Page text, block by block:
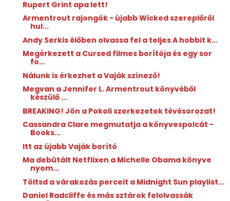
Rupert Grint apa lett!
Armentrout rajongók - újabb Wicked szereplőről
hul...
Andy Serkis élőben olvassa fel a teljes A hobbit k...
Megérkezett a Cursed filmes borítója és egy sor
fo...
Nálunk is érkezhet a Vaják színező!
Megvan a Jennifer L. Armentrout könyvéből
készülő ...
BREAKING! Jön a Pokoli szerkezetek tévésorozat!
Cassandra Clare megmutatja a könyvespolcát -
Books...
Itt az újabb Vaják borító
Ma debütált Netflixen a Michelle Obama könyve
nyom...
Töltsd a várakozás perceit a Midnight Sun playlist...
Daniel Radcliffe és más sztárok felolvassák